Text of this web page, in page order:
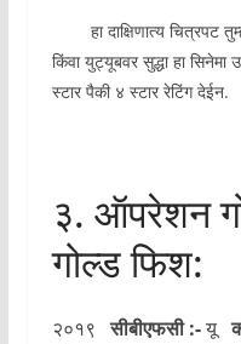
हा दाक्षिणात्य चित्रपट
किंवा युट्यूबवर सुद्धा हा
स्टार पैकी ४ स्टार रेटिंग देईन.
३. ऑपरेशन
गोल्ड फिश:
२०१९सीबीएफसी :-यू